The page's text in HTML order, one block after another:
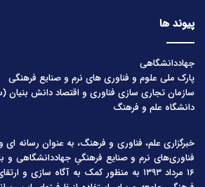
پیوند ها
جهاددانشگاهی
پارک ملی علوم و فناوری های نرم و صنایع فرهنگی
سازمان تجاری سازی فناوری و اقتصاد دانش بنیان
دانشگاه علم و فرهنگ
خبرگزاری علم، فناوری و فرهنگ، به عنوان رسانه
فناوری‌های نرم و صنایع فرهنگیِ جهاددانشگاهی و
۱۶ مرداد ۱۳۹۳ به منظور کمک به آگاه سازی